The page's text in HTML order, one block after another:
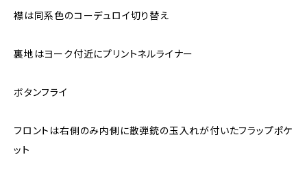
襟は同系色のコーデュロイ切り替え
裏地はヨーク付近にプリントネルライナー
ボタンフライ
フロントは右側のみ内側に散弾銃の玉入れが付いたフラップポケ
ット